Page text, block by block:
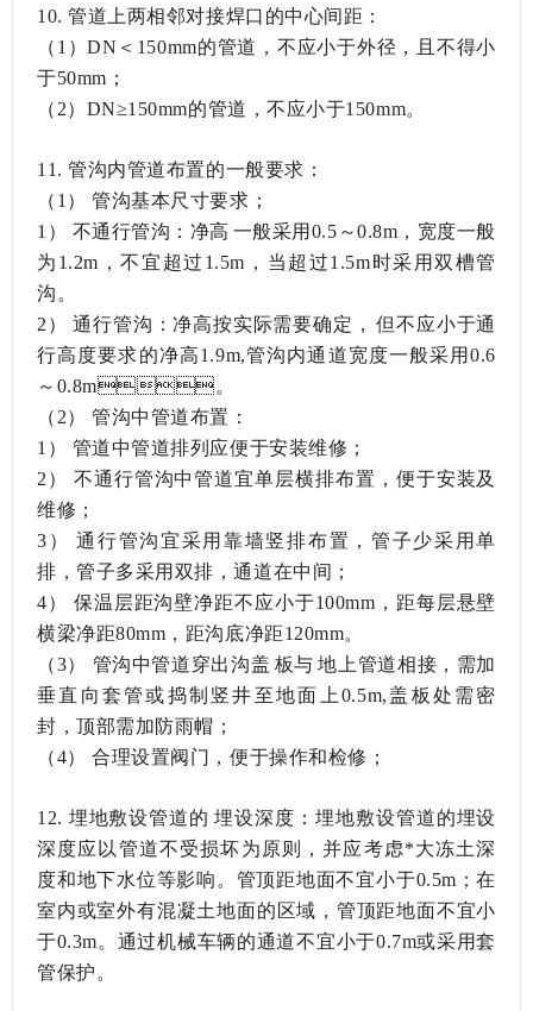
10.管道上两相邻对接焊口的中心间距：
（ 1）DN＜150mm的管道，不应小于外径，且不得小
于50mm；
（2）DN≥150mm的管道，不应小于150mm。
11.管沟内管道布置的一般要求：
（1）管沟基本尺寸要求；
1） 不通行管沟：净高一般采用0.5～0.8m，宽度一般
为1.2m，不宜超过1.5m，当超过1.5m时采用双槽管
沟。
2）通行管沟：净高按实际需要确定，但不应小于通
行高度要求的净高1.9m,管沟内通道宽度一般采用0.6
～0.8m。
（2）管沟中管道布置：
1） 管道中管道排列应便于安装维修；
2） 不通行管沟中管道宜单层横排布置，便于安装及
维修；
3）通行管沟宜采用靠墙竖排布置，管子少采用单
排，管子多采用双排，通道在中间；
4） 保温层距沟壁净距不应小于100mm，距每层悬壁
横梁净距80mm，距沟底净距120mm。
（3） 管沟中管道穿出沟盖板与地上管道相接，需加
垂直向套管或捣制竖井至地面上0.5m,盖板处需密
封，顶部需加防雨帽；
（4）合理设置阀门，便于操作和检修；
12. 埋地敷设管道的埋设深度：埋地敷设管道的埋设
深度应以管道不受损坏为原则，并应考虑*大冻土深
度和地下水位等影响。管顶距地面不宜小于0.5m；在
室内或室外有混凝土地面的区域，管顶距地面不宜小
于0.3m。通过机械车辆的通道不宜小于0.7m或采用套
管保护。